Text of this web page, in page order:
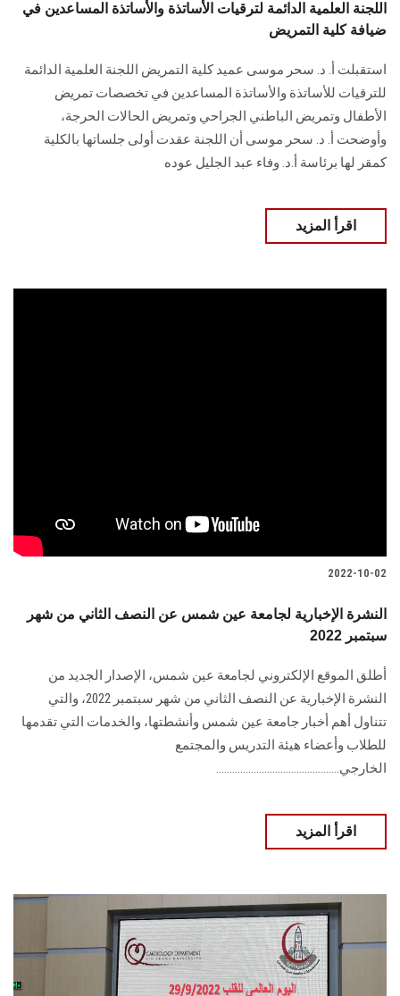
اللجنة العلمية الدائمة لترقيات الأساتذة والأساتذة المساعدين في
ضيافة كلية التمريض
استقبلت أ. د. سحر موسى عميد كلية التمريض اللجنة العلمية الدائمة
للترقيات للأساتذة والأساتذة المساعدين في تخصصات تمريض
الأطفال وتمريض الباطني الجراحي وتمريض الحالات الحرجة،
وأوضحت أ. د. سحر موسى أن اللجنة عقدت أولى جلساتها بالكلية
كمقر لها برئاسة أ.د. وفاء عبد الجليل عوده
اقرأ المزيد
2022-10-02
النشرة الإخبارية لجامعة عين شمس عن النصف الثاني من شهر
سبتمبر 2022
أطلق الموقع الإلكتروني لجامعة عين شمس، الإصدار الجديد من
النشرة الإخبارية عن النصف الثاني من شهر سبتمبر 2022، والتي
تتناول أهم أخبار جامعة عين شمس وأنشطتها، والخدمات التي تقدمها
للطلاب وأعضاء هيئة التدريس والمجتمع
الخارجي..............................................
اقرأ المزيد